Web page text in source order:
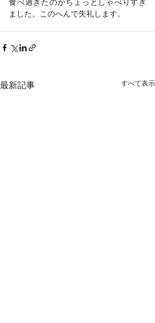
食べ過ぎたのかちょっとしゃべりすぎ
ました。このへんで失礼します。
最新記事 すべて表示